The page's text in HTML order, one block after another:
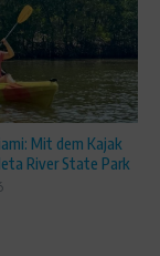
Mit dem Kajak
River State Park